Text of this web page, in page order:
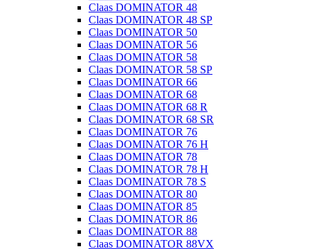
Claas DOMINATOR 48
Claas DOMINATOR 48 SP
Claas DOMINATOR 50
Claas DOMINATOR 56
Claas DOMINATOR 58
Claas DOMINATOR 58 SP
Claas DOMINATOR 66
Claas DOMINATOR 68
Claas DOMINATOR 68 R
Claas DOMINATOR 68 SR
Claas DOMINATOR 76
Claas DOMINATOR 76 H
Claas DOMINATOR 78
Claas DOMINATOR 78 H
Claas DOMINATOR 78 S
Claas DOMINATOR 80
Claas DOMINATOR 85
Claas DOMINATOR 86
Claas DOMINATOR 88
Claas DOMINATOR 88VX